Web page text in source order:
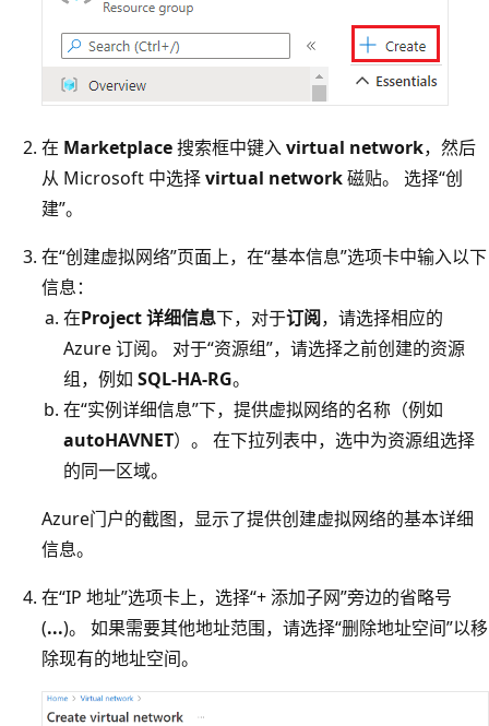
在 Marketplace搜索框中键入virtual network，然后
从 Microsoft 中选择virtual network磁贴。 选择“创
建”。
在“创建虚拟网络”页面上，在“基本信息”选项卡中输入以下
信息：
在Project 详细信息下，对于订阅，请选择相应的
Azure 订阅。 对于“资源组”，请选择之前创建的资源
组，例如 SQL-HA-RG。
在“实例详细信息”下，提供虚拟网络的名称（例如
autoHAVNET）。
在下拉列表中，选中为资源组选择
的同一区域。
Azure门户的截图，显示了提供创建虚拟网络的基本详细
信息。
在“IP 地址”选项卡上，选择“+ 添加子网”旁边的省略号
(...)。
如果需要其他地址范围，请选择“删除地址空间”以移
除现有的地址空间。